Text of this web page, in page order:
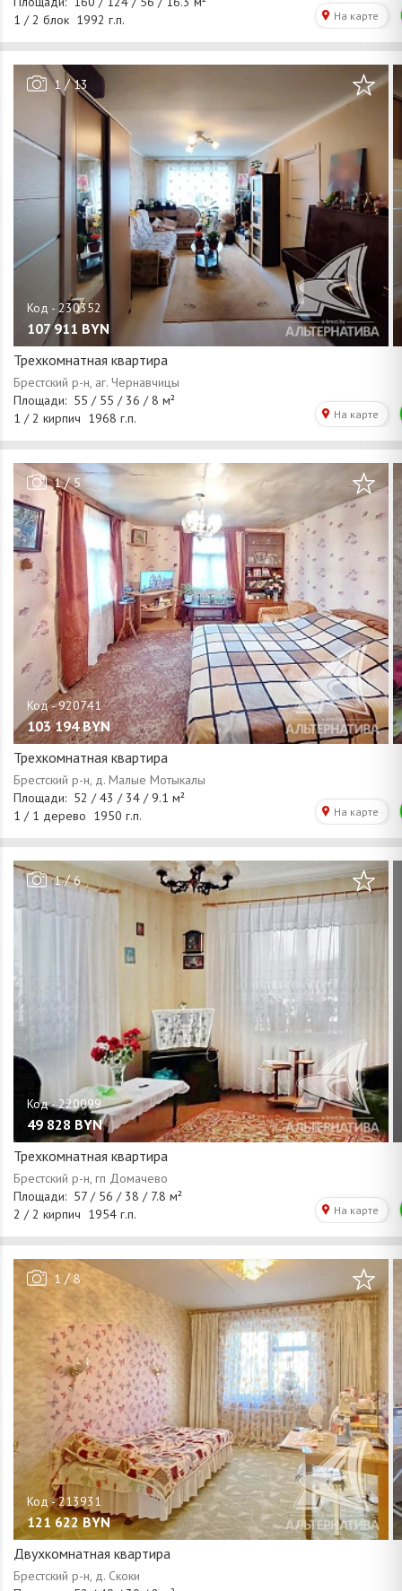
1 /13
107 911 BYN
Трехкомнатная квартира
1/5
103 194 BYN
Трехкомнатная квартира
1/6
49 828 BYN
Трехкомнатная квартира
1 /8
121 622 BYN
Двухкомнатная квартира